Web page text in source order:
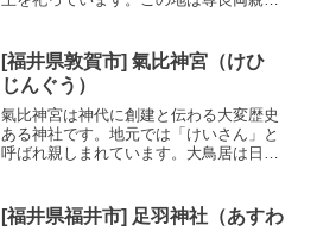
vs 信長・秀吉・家康の戦いの場にもなっ
ています。...
[福井県敦賀市] 氣比神宮（けひ
じんぐう）
氣比神宮は神代に創建と伝わる大変歴史
ある神社です。地元では「けいさん」と
呼ばれ親しまれています。大鳥居は日本
きるとされる「長命水」が有名です。越
[福井県福井市] 足羽神社（あすわ